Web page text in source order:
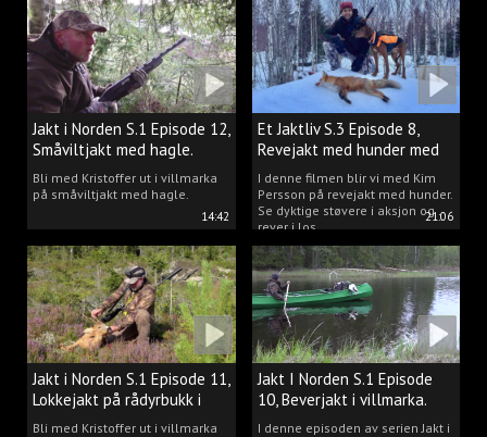
14:42
Jakt i Norden S.1 Episode 12,
Småviltjakt med hagle.
Bli med Kristoffer ut i villmarka
på småviltjakt med hagle.
21:06
Et Jaktliv S.3 Episode 8,
Revejakt med hunder med
Kim Persson.
I denne filmen blir vi med Kim
Persson på revejakt med hunder.
Se dyktige støvere i aksjon og
rever i los.
Jakt i Norden S.1 Episode 11,
Lokkejakt på rådyrbukk i
villmarka.
Bli med Kristoffer ut i villmarka
Jakt I Norden S.1 Episode
10, Beverjakt i villmarka.
I denne episoden av serien Jakt i